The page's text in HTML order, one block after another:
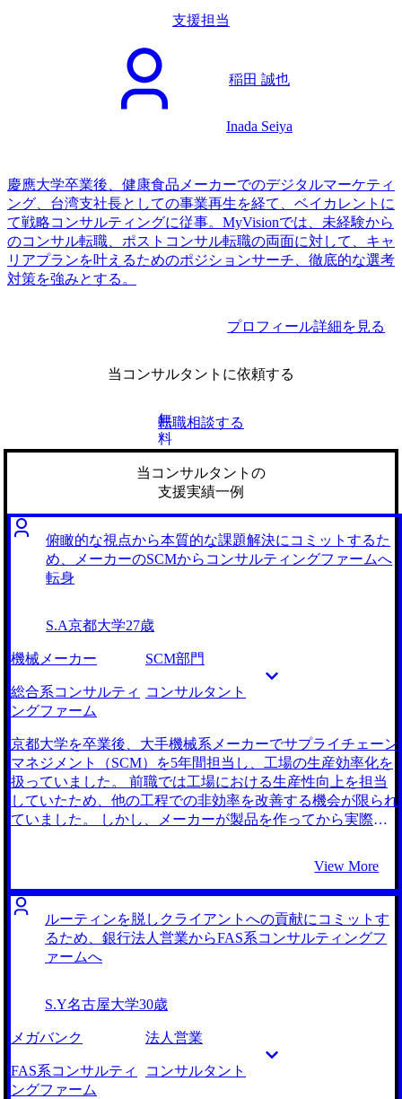
支援担当
稲田 誠也
Inada Seiya
慶應大学卒業後、健康食品メーカーでのデジタルマーケティ
ング、台湾支社長としての事業再生を経て、ベイカレントに
て戦略コンサルティングに従事。MyVisionでは、未経験から
のコンサル転職、ポストコンサル転職の両面に対して、キャ
リアプランを叶えるためのポジションサーチ、徹底的な選考
対策を強みとする。
プロフィール詳細を見る
当コンサルタントに依頼する
無
料
転職相談する
当コンサルタントの
支援実績一例
俯瞰的な視点から本質的な課題解決にコミットするた
め、メーカーのSCMからコンサルティングファームへ
転身
S.A京都大学27歳
機械メーカー SCM部門
総合系コンサルティ
ングファーム
コンサルタント
京都大学を卒業後、大手機械系メーカーでサプライチェーン
マネジメント（SCM）を5年間担当し、工場の生産効率化を
扱っていました。 前職では工場における生産性向上を担当
していたため、他の工程での非効率を改善する機会が限られ
ていました。 しかし、メーカーが製品を作ってから実際に
によって様々です。そのため、企業の生産プロセスを俯瞰し
たうえで、本質的な課題を抱える部分にアプローチをしたい
という気持ちが強くなりました。 同時に、企業を問わない
サプライチェーン上の問題として、近年運送業で起きている
人手不足や運輸コストの増大を踏まえた、サステナブルな
界があると考えていたため、業界全体に対して働きかけられ
る仕事がしたいと考えるようになりました。 コンサルティ
ングファームに転職した友人から、異なる業界の戦略策定や
業務プロセス改善に次々と携わり、経営陣と直接対話しなが
ら進める仕事に非常にやりがいを感じていると聞きました。
View More
ルーティンを脱しクライアントへの貢献にコミットす
るため、銀行法人営業からFAS系コンサルティングフ
ァームへ
S.Y名古屋大学30歳
メガバンク 法人営業
FAS系コンサルティ
ングファーム
コンサルタント